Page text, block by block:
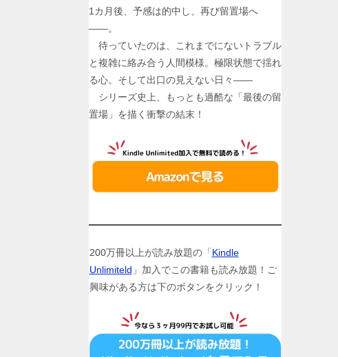
1カ月後、予感は的中し、再び留置場へ
――。
待っていたのは、これまでにないトラブル
と複雑に絡み合う人間模様。極限状態で揺れ
る心。そして出口の見えない日々――
シリーズ史上、もっとも過酷な「最後の留
置場」を描く衝撃の結末！
200万冊以上が読み放題の「Kindle
Unlimiteld 」加入でこの書籍も読み放題！ご
興味がある方は下のボタンをクリック！